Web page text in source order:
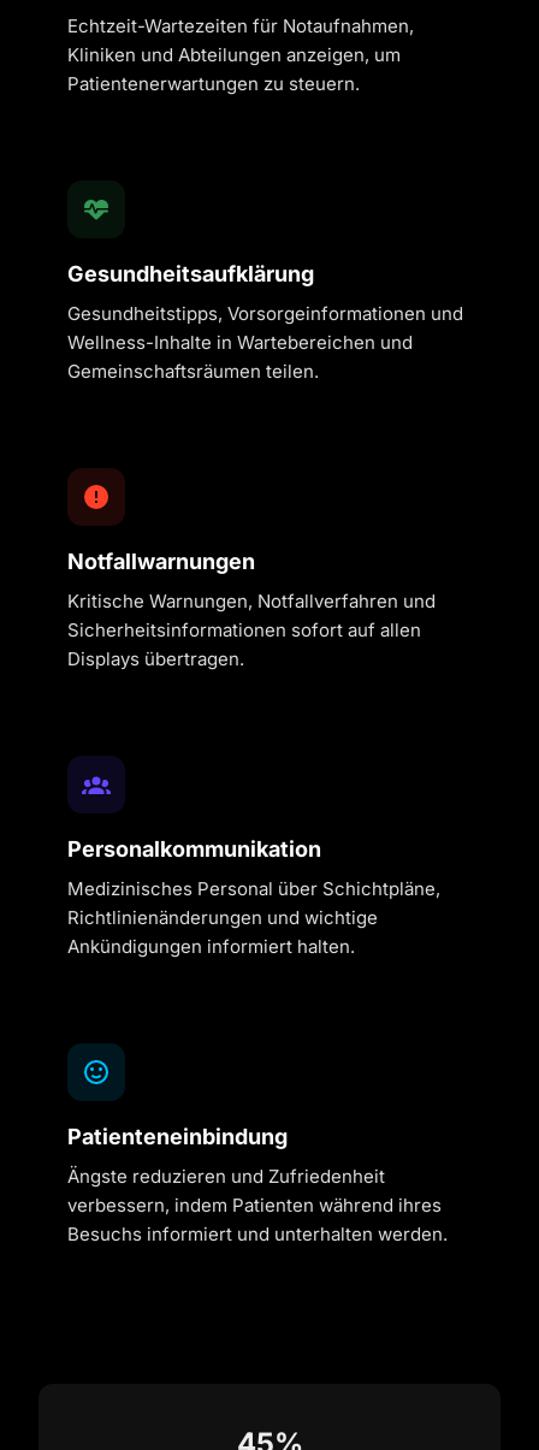
Echtzeit-Wartezeiten für Notaufnahmen,
Kliniken und Abteilungen anzeigen, um
Patientenerwartungen zu steuern.
Gesundheitsaufklärung
Gesundheitstipps, Vorsorgeinformationen und
Wellness-Inhalte in Wartebereichen und
Gemeinschaftsräumen teilen.
Notfallwarnungen
Kritische Warnungen, Notfallverfahren und
Sicherheitsinformationen sofort auf allen
Displays übertragen.
Personalkommunikation
Medizinisches Personal über Schichtpläne,
Richtlinienänderungen und wichtige
Ankündigungen informiert halten.
Patienteneinbindung
Ängste reduzieren und Zufriedenheit
verbessern, indem Patienten während ihres
Besuchs informiert und unterhalten werden.